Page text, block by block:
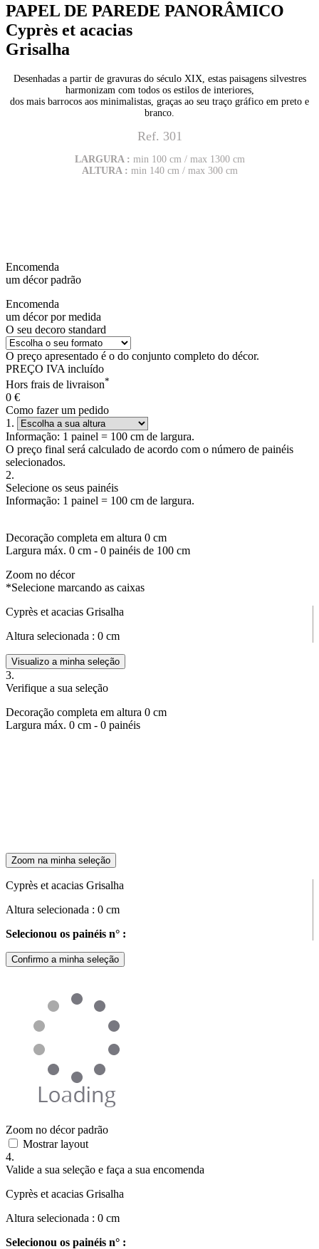
PAPEL DE PAREDE PANORÂMICO
Cyprès et acacias
Grisalha
Desenhadas a partir de gravuras do século XIX, estas paisagens silvestres
harmonizam com todos os estilos de interiores,
dos mais barrocos aos minimalistas, graças ao seu traço gráfico em preto e
branco.
Ref. 301
LARGURA : min 100 cm / max 1300 cm
ALTURA : min 140 cm / max 300 cm
Encomenda
um décor padrão
Encomenda
um décor por medida
O seu decoro standard
O preço apresentado é o do conjunto completo do décor.
PREÇO IVA incluído
Hors frais de livraison*
0 €
Como fazer um pedido
1.
Informação: 1 painel = 100 cm de largura.
O preço final será calculado de acordo com o número de painéis
selecionados.
2.
Selecione os seus painéis
Informação: 1 painel = 100 cm de largura.
Decoração completa em altura 0 cm
Largura máx. 0 cm - 0 painéis de 100 cm
Zoom no décor
*Selecione marcando as caixas
Cyprès et acacias Grisalha
Altura selecionada : 0 cm
Visualizo a minha seleção
3.
Verifique a sua seleção
Decoração completa em altura 0 cm
Largura máx. 0 cm - 0 painéis
Zoom na minha seleção
Cyprès et acacias Grisalha
Altura selecionada : 0 cm
Selecionou os painéis n° :
Confirmo a minha seleção
Zoom no décor padrão
Mostrar layout
4.
Valide a sua seleção e faça a sua encomenda
Cyprès et acacias Grisalha
Altura selecionada : 0 cm
Selecionou os painéis n° :